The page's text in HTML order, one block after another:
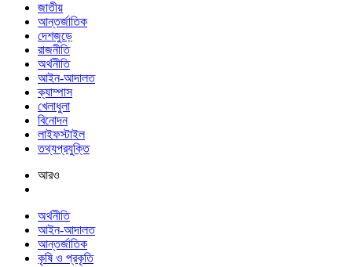
জাতীয়
আন্তর্জাতিক
দেশজুড়ে
রাজনীতি
অর্থনীতি
আইন-আদালত
ক্যাম্পাস
খেলাধুলা
বিনোদন
লাইফস্টাইল
তথ্যপ্রযুক্তি
আরও
অর্থনীতি
আইন-আদালত
আন্তর্জাতিক
কৃষি ও প্রকৃতি